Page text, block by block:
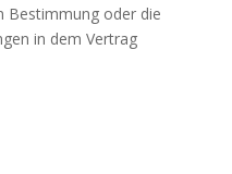
Bestimmung oder die
in dem Vertrag